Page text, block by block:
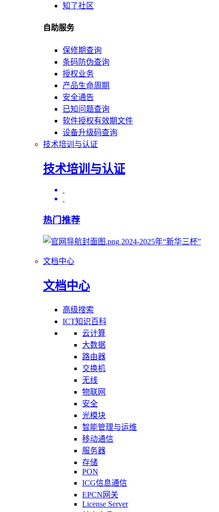
知了社区
自助服务
保修期查询
条码防伪查询
授权业务
产品生命周期
安全通告
已知问题查询
软件授权有效期文件
设备升级码查询
技术培训与认证
技术培训与认证
热门推荐
2024-2025年“新华三杯”
文档中心
文档中心
高级搜索
ICT知识百科
云计算
大数据
路由器
交换机
无线
物联网
安全
光模块
智能管理与运维
移动通信
服务器
存储
PON
ICG信息通信
EPCN网关
License Server